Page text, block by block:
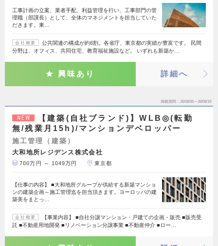
工事計画の立案、業者手配、利益管理を行い、工事部門の管
理職（部課長）として、全体のマネジメントを担当していた
だきます。東…
会社概要
公共関連の構成が約6割。各省庁、東京都の実績が豊富です。 民間
分野は、オフィス、共同住宅、教育福祉施設など。 いずれも新築か…
興味あり 詳細へ
掲載期間 26/08/06～26/08/19
NEW
【建築(自社ブランド)】WLB◎(転勤
無/残業月15h)/マンションデベロッパー
施工管理（建築）
大和地所レジデンス株式会社
700万円 ～ 1049万円 東京都
【仕事の内容】 ■大和地所グループが供給する新築マンショ
ンの建築企画～施工管理迄を担当頂きます。ヨーロッパの建
築美をまとっ…
会社概要
【事業内容】 ■自社分譲マンション・戸建ての企画・販売 ■販売受
託 ■不動産用地開発 ■リノベーション分譲事業 ■不動産仲介 ■ロー…